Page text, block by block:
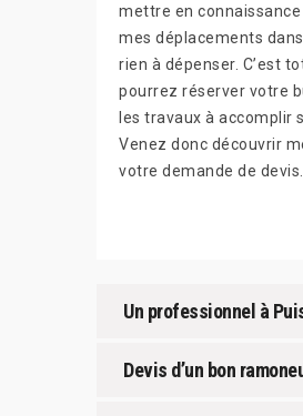
mettre en
mes déplacements
rien à dépenser. C’est
pourrez réserver votre
les travaux à accomplir
Venez donc découvrir
votre demande de devis.
Un professionnel à
Devis d’un bon